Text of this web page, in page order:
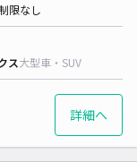
限なし
ス大型車・SUV
詳細へ